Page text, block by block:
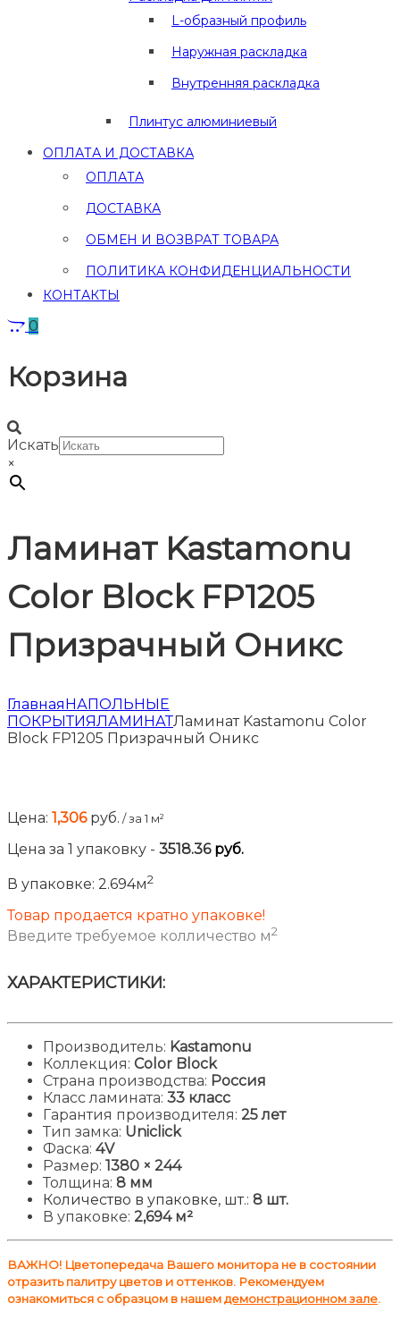
L-образный профиль
Наружная раскладка
Внутренняя раскладка
Плинтус алюминиевый
ОПЛАТА И ДОСТАВКА
ОПЛАТА
ДОСТАВКА
ОБМЕН И ВОЗВРАТ ТОВАРА
ПОЛИТИКА КОНФИДЕНЦИАЛЬНОСТИ
КОНТАКТЫ
0
Корзина
Искать
×
Ламинат Kastamonu
Color Block FP1205
Призрачный Оникс
ГлавнаяНАПОЛЬНЫЕ
ПОКРЫТИЯЛАМИНАТЛаминат Kastamonu Color
Block FP1205 Призрачный Оникс
Цена: 1,306 руб. / за 1 м²
Цена за 1 упаковку - 3518.36руб.
В упаковке: 2.694м2
Товар продается кратно упаковке!
Введите требуемое колличество м2
ХАРАКТЕРИСТИКИ:
Производитель: Kastamonu
Коллекция: Color Block
Страна производства: Россия
Класс ламината: 33 класс
Гарантия производителя: 25 лет
Тип замка: Uniclick
Фаска: 4V
Размер: 1380 × 244
Толщина: 8 мм
Количество в упаковке, шт.: 8 шт.
В упаковке: 2,694 м²
ВАЖНО! Цветопередача Вашего монитора не в состоянии
отразить палитру цветов и оттенков. Рекомендуем
ознакомиться с образцом в нашемдемонстрационном зале.